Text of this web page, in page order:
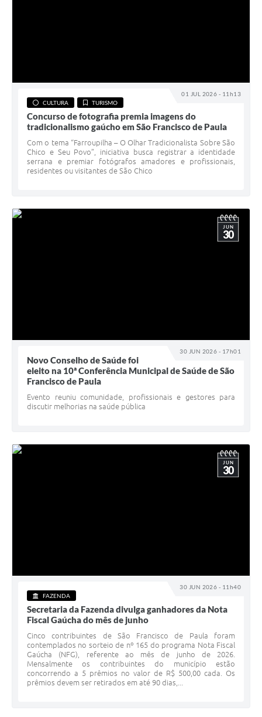
01 JUL 2026 - 11h13
CULTURA TURISMO
Concurso de fotografia premia imagens do
tradicionalismo gaúcho em São Francisco de Paula
Com o tema “Farroupilha – O Olhar Tradicionalista Sobre São
Chico e Seu Povo”, iniciativa busca registrar a identidade
serrana e premiar fotógrafos amadores e profissionais,
residentes ou visitantes de São Chico
30 JUN 2026 - 17h01
JUN
30
Novo Conselho de Saúde foi
eleito na 10ª Conferência Municipal de Saúde de São
Francisco de Paula
Evento reuniu comunidade, profissionais e gestores para
discutir melhorias na saúde pública
30 JUN 2026 - 11h40
JUN
30
FAZENDA
Secretaria da Fazenda divulga ganhadores da Nota
Fiscal Gaúcha do mês de junho
Cinco contribuintes de São Francisco de Paula foram
contemplados no sorteio de nº 165 do programa Nota Fiscal
Gaúcha (NFG), referente ao mês de junho de 2026.
Mensalmente os contribuintes do município estão
concorrendo a 5 prêmios no valor de R$ 500,00 cada. Os
prêmios devem ser retirados em até 90 dias,...